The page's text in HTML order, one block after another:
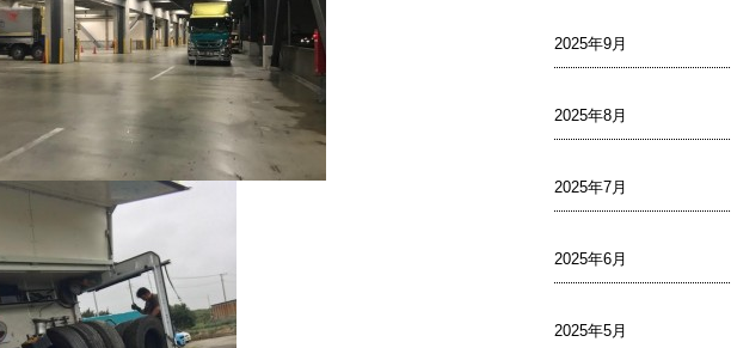
2025年9月
2025年8月
2025年7月
2025年6月
2025年5月